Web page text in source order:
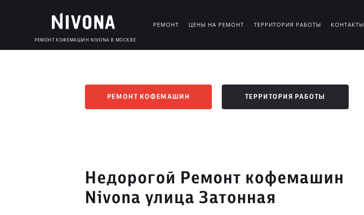
РЕМОНТ КОФЕМАШИН NIVONA В МОСКВЕ
РЕМОНТ ЦЕНЫ НА РЕМОНТ ТЕРРИТОРИЯ РАБОТЫ КОНТАКТЫ
РЕМОНТ КОФЕМАШИН ТЕРРИТОРИЯ РАБОТЫ
Недорогой Ремонт кофемашин
Nivona улица Затонная